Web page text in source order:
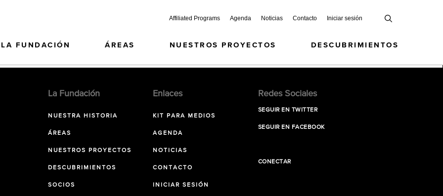
Affiliated Programs Agenda Noticias Contacto Iniciar sesión
LA FUNDACIÓN ÁREAS NUESTROS PROYECTOS DESCUBRIMIENTOS
La Fundación
NUESTRA HISTORIA
ÁREAS
NUESTROS PROYECTOS
DESCUBRIMIENTOS
SOCIOS
Enlaces
KIT PARA MEDIOS
AGENDA
NOTICIAS
CONTACTO
INICIAR SESIÓN
Redes Sociales
SEGUIR EN TWITTER
SEGUIR EN FACEBOOK
CONECTAR